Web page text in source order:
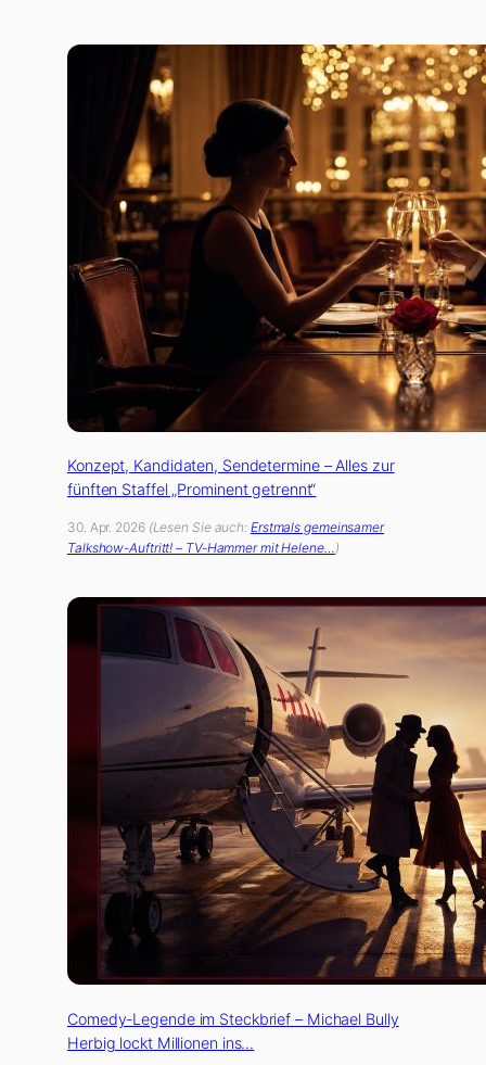
Konzept, Kandidaten, Sendetermine – Alles zur
fünften Staffel „Prominent getrennt“
30. Apr. 2026 (Lesen Sie auch: Erstmals gemeinsamer
Talkshow-Auftritt! – TV-Hammer mit Helene…)
Comedy-Legende im Steckbrief – Michael Bully
Herbig lockt Millionen ins…